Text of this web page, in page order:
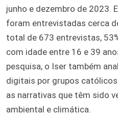
junho e dezembro de 2023.
foram entrevistadas cerca
total de 673 entrevistas,
com idade entre 16 e 39
pesquisa, o Iser também
digitais por grupos
as narrativas que têm sido
ambiental e climática.